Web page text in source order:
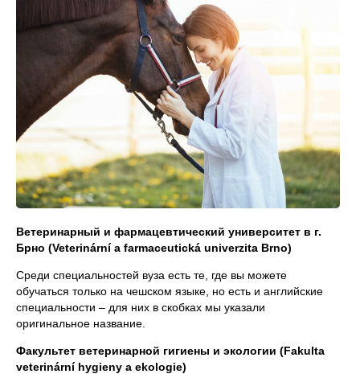
Ветеринарный и фармацевтический университет в г.
Брно (Veterinární a farmaceutická univerzita Brno)
Среди специальностей вуза есть те, где вы можете
обучаться только на чешском языке, но есть и английские
специальности – для них в скобках мы указали
оригинальное название.
Факультет ветеринарной гигиены и экологии (Fakulta
veterinární hygieny a ekologie)